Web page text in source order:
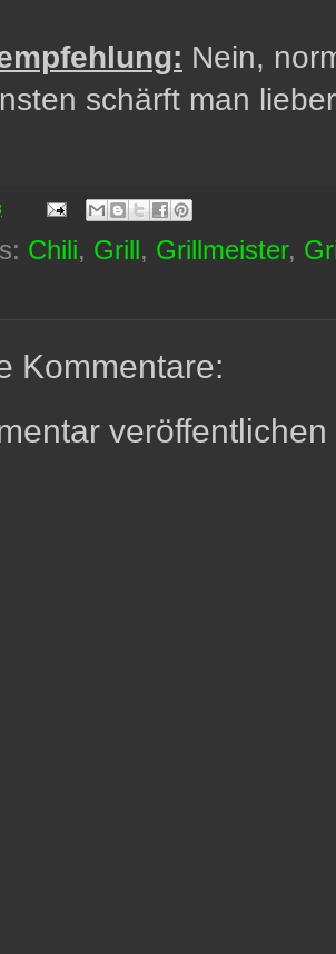
Nein,
schärft man
Chili, Grill, Grillmeister,
Kommentare:
veröffentlichen